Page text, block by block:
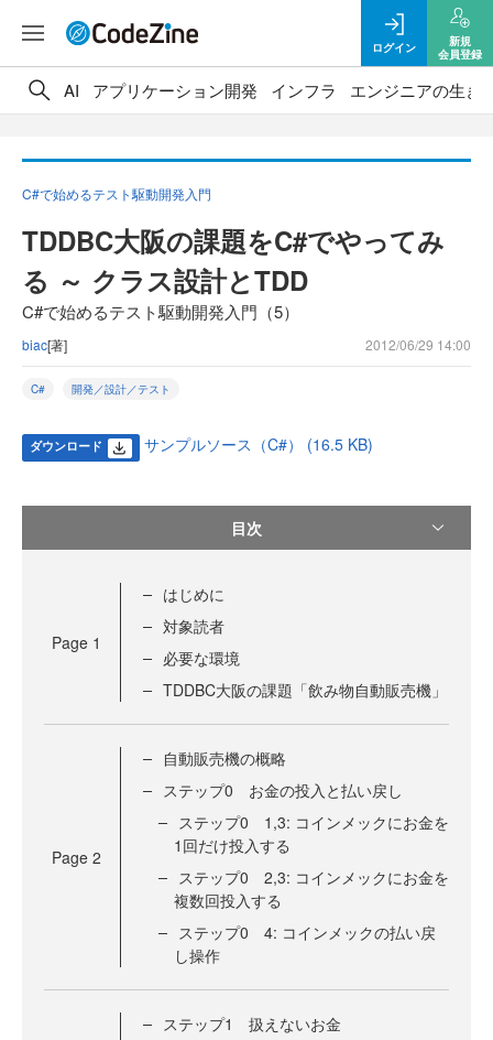
ログイン
新規
会員登録
AI アプリケーション開発 インフラ エンジニアの生き
C#で始めるテスト駆動開発入門
TDDBC大阪の課題をC#でやってみ
る ～ クラス設計とTDD
C#で始めるテスト駆動開発入門（5）
biac[著] 2012/06/29 14:00
C# 開発／設計／テスト
ダウンロード サンプルソース（C#） (16.5 KB)
目次
Page 1
はじめに
対象読者
必要な環境
TDDBC大阪の課題「飲み物自動販売機」
Page 2
自動販売機の概略
ステップ0 お金の投入と払い戻し
ステップ0 1,3: コインメックにお金を
1回だけ投入する
ステップ0 2,3: コインメックにお金を
複数回投入する
ステップ0 4: コインメックの払い戻
し操作
ステップ1 扱えないお金